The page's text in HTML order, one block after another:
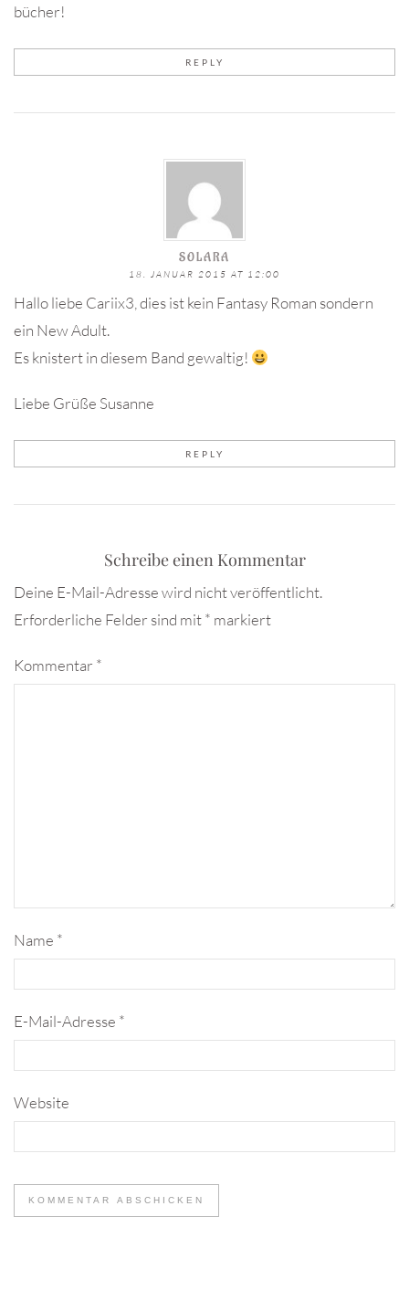
bücher!
REPLY
SOLARA
18. JANUAR 2015 AT 12:00
Hallo liebe Cariix3, dies ist kein Fantasy Roman sondern
ein New Adult.
Es knistert in diesem Band gewaltig!
Liebe Grüße Susanne
REPLY
Schreibe einen Kommentar
Deine E-Mail-Adresse wird nicht veröffentlicht.
Erforderliche Felder sind mit* markiert
Kommentar *
Name *
E-Mail-Adresse *
Website